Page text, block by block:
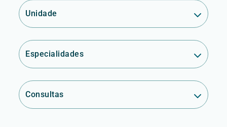
Unidade
Especialidades
Consultas